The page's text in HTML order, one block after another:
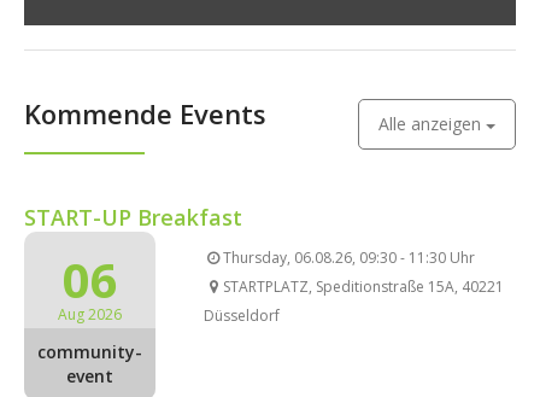
Kommende Events Alle anzeigen
START-UP Breakfast
06
Aug 2026
community-
event
Thursday, 06.08.26, 09:30 - 11:30 Uhr
STARTPLATZ, Speditionstraße 15A, 40221
Düsseldorf